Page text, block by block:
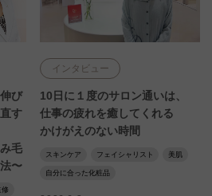
び
す
毛
〜
修
インタビュー
10日に１度のサロン通いは、
仕事の疲れを癒してくれる
かけがえのない時間
スキンケア フェイシャリスト 美肌
自分に合った化粧品